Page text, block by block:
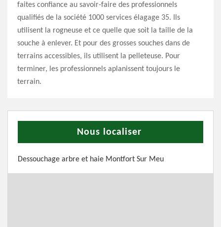
faites confiance au savoir-faire des professionnels
qualifiés de la société 1000 services élagage 35. Ils
utilisent la rogneuse et ce quelle que soit la taille de la
souche à enlever. Et pour des grosses souches dans de
terrains accessibles, ils utilisent la pelleteuse. Pour
terminer, les professionnels aplanissent toujours le
terrain.
Nous localiser
Dessouchage arbre et haie Montfort Sur Meu